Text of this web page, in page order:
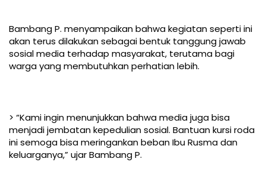
Bambang P. menyampaikan bahwa kegiatan seperti ini
akan terus dilakukan sebagai bentuk tanggung jawab
sosial media terhadap masyarakat, terutama bagi
warga yang membutuhkan perhatian lebih.
> “Kami ingin menunjukkan bahwa media juga bisa
menjadi jembatan kepedulian sosial. Bantuan kursi roda
ini semoga bisa meringankan beban Ibu Rusma dan
keluarganya,” ujar Bambang P.